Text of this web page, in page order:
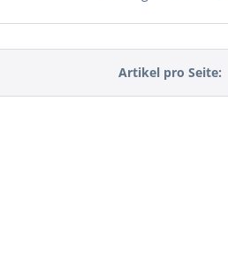
Artikel pro Seite: